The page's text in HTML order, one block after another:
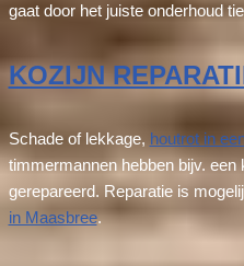
gaat door het juiste onderhoud
KOZIJN
Schade of lekkage, houtrot in
timmermannen hebben bijv. een
gerepareerd. Reparatie is
in Maasbree.